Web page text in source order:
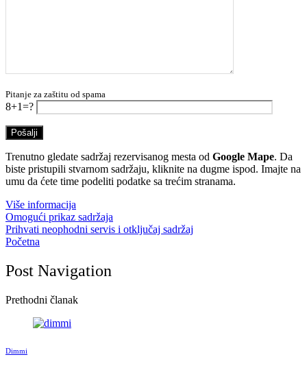
Pitanje za zaštitu od spama
8+1=?
Trenutno gledate sadržaj rezervisanog mesta od Google Mape. Da
biste pristupili stvarnom sadržaju, kliknite na dugme ispod. Imajte na
umu da ćete time podeliti podatke sa trećim stranama.
Više informacija
Omogući prikaz sadržaja
Prihvati neophodni servis i otključaj sadržaj
Početna
Post Navigation
Prethodni članak
Dimmi